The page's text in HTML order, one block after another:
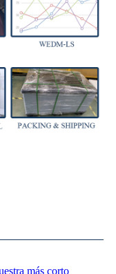
más corto